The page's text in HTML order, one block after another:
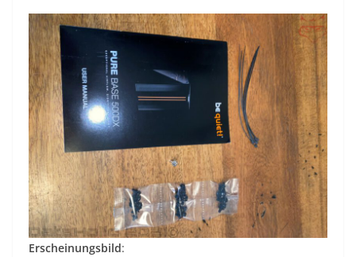
Erscheinungsbild: